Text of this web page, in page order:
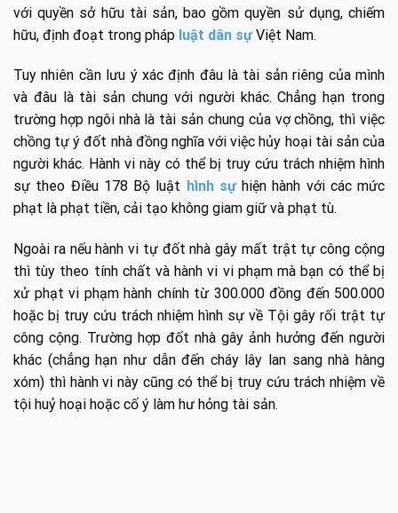
với quyền sở hữu tài sản, bao gồm quyền sử dụng, chiếm
hữu, định đoạt trong pháp luật dân sựViệt Nam.
Tuy nhiên cần lưu ý xác định đâu là tài sản riêng của mình
và đâu là tài sản chung với người khác. Chẳng hạn trong
trường hợp ngôi nhà là tài sản chung của vợ chồng, thì việc
chồng tự ý đốt nhà đồng nghĩa với việc hủy hoại tài sản của
người khác. Hành vi này có thể bị truy cứu trách nhiệm hình
sự theo Điều 178 Bộ luật hình sựhiện hành với các mức
phạt là phạt tiền, cải tạo không giam giữ và phạt tù.
Ngoài ra nếu hành vi tự đốt nhà gây mất trật tự công cộng
thì tùy theo tính chất và hành vi vi phạm mà bạn có thể bị
xử phạt vi phạm hành chính từ 300.000 đồng đến 500.000
hoặc bị truy cứu trách nhiệm hình sự về Tội gây rối trật tự
công cộng. Trường hợp đốt nhà gây ảnh hưởng đến người
khác (chẳng hạn như dẫn đến cháy lây lan sang nhà hàng
xóm) thì hành vi này cũng có thể bị truy cứu trách nhiệm về
tội huỷ hoại hoặc cố ý làm hư hỏng tài sản.